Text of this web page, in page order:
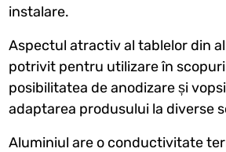
instalare.
Aspectul atractiv al tablelor din
potrivit pentru utilizare în
posibilitatea de anodizare și
adaptarea produsului la diverse
Aluminiul are o conductivitate